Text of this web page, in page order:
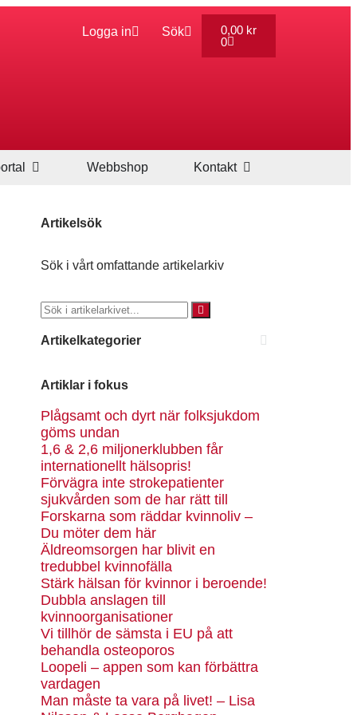
Logga in Sök 0,00 kr
0
Webbshop Kontakt
Artikelsök
Sök i vårt omfattande artikelarkiv
Artikelkategorier
Artiklar i fokus
Plågsamt och dyrt när folksjukdom
göms undan
1,6 & 2,6 miljonerklubben får
internationellt hälsopris!
Förvägra inte strokepatienter
sjukvården som de har rätt till
Forskarna som räddar kvinnoliv –
Du möter dem här
Äldreomsorgen har blivit en
tredubbel kvinnofälla
Stärk hälsan för kvinnor i beroende!
Dubbla anslagen till
kvinnoorganisationer
Vi tillhör de sämsta i EU på att
behandla osteoporos
Loopeli – appen som kan förbättra
vardagen
Man måste ta vara på livet! – Lisa